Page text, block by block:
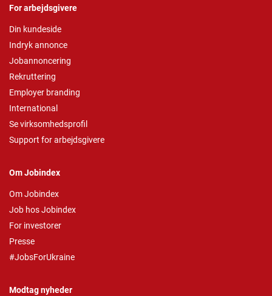
For arbejdsgivere
Din kundeside
Indryk annonce
Jobannoncering
Rekruttering
Employer branding
International
Se virksomhedsprofil
Support for arbejdsgivere
Om Jobindex
Om Jobindex
Job hos Jobindex
For investorer
Presse
#JobsForUkraine
Modtag nyheder